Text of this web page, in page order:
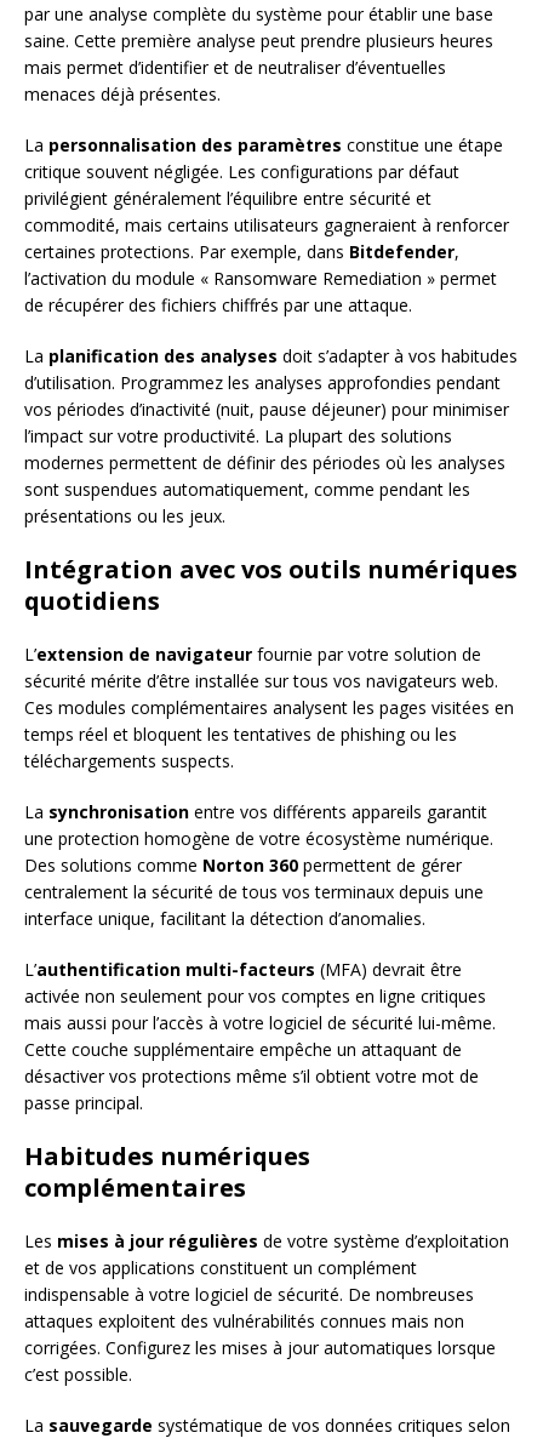
par une analyse complète du système pour établir une base
saine. Cette première analyse peut prendre plusieurs heures
mais permet d’identifier et de neutraliser d’éventuelles
menaces déjà présentes.
La personnalisation des paramètres constitue une étape
critique souvent négligée. Les configurations par défaut
privilégient généralement l’équilibre entre sécurité et
commodité, mais certains utilisateurs gagneraient à renforcer
certaines protections. Par exemple, dans Bitdefender,
l’activation du module « Ransomware Remediation » permet
de récupérer des fichiers chiffrés par une attaque.
La planification des analyses doit s’adapter à vos habitudes
d’utilisation. Programmez les analyses approfondies pendant
vos périodes d’inactivité (nuit, pause déjeuner) pour minimiser
l’impact sur votre productivité. La plupart des solutions
modernes permettent de définir des périodes où les analyses
sont suspendues automatiquement, comme pendant les
présentations ou les jeux.
Intégration avec vos outils numériques
quotidiens
L’extension de navigateur fournie par votre solution de
sécurité mérite d’être installée sur tous vos navigateurs web.
Ces modules complémentaires analysent les pages visitées en
temps réel et bloquent les tentatives de phishing ou les
téléchargements suspects.
La synchronisation entre vos différents appareils garantit
une protection homogène de votre écosystème numérique.
Des solutions comme Norton 360 permettent de gérer
centralement la sécurité de tous vos terminaux depuis une
interface unique, facilitant la détection d’anomalies.
L’authentification multi-facteurs (MFA) devrait être
activée non seulement pour vos comptes en ligne critiques
mais aussi pour l’accès à votre logiciel de sécurité lui-même.
Cette couche supplémentaire empêche un attaquant de
désactiver vos protections même s’il obtient votre mot de
passe principal.
Habitudes numériques
complémentaires
Les mises à jour régulières de votre système d’exploitation
et de vos applications constituent un complément
indispensable à votre logiciel de sécurité. De nombreuses
attaques exploitent des vulnérabilités connues mais non
corrigées. Configurez les mises à jour automatiques lorsque
c’est possible.
La sauvegarde systématique de vos données critiques selon